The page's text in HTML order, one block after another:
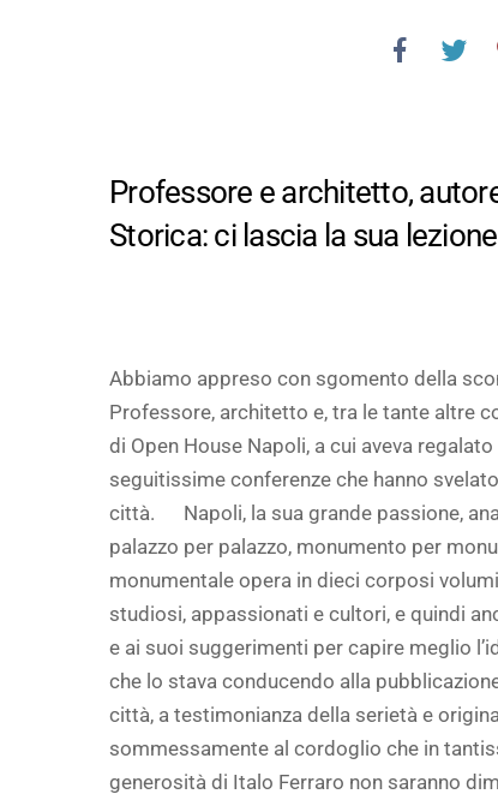
Professore e architetto,
Storica: ci lascia la sua
Abbiamo appreso con sgomento della
Professore, architetto e, tra le tante altre
di Open House Napoli, a cui aveva
seguitissime conferenze che hanno
città. Napoli, la sua grande passione,
palazzo per palazzo, monumento per
monumentale opera in dieci corposi
studiosi, appassionati e cultori, e quindi
e ai suoi suggerimenti per capire meglio
che lo stava conducendo alla
città, a testimonianza della serietà e
sommessamente al cordoglio che in
generosità di Italo Ferraro non saranno